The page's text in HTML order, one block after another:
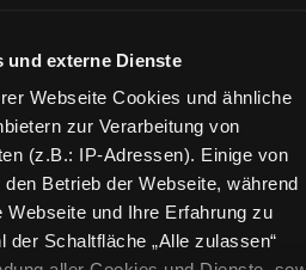
und externe Dienste
Webseite Cookies und ähnliche
zur Verarbeitung von
(z.B.: IP-Adressen). Einige von
Betrieb der Webseite, während
Webseite und Ihre Erfahrung zu
der Schaltfläche „Alle zulassen“
ein-/ausblenden